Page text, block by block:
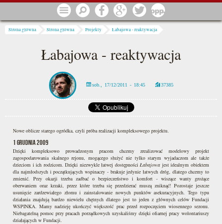
Przejdź do treści Menu Szukaj Facebook Google Twitter
Jesteś tutaj
Strona główna Strona główna Projekty Łabajowa - reaktywacja
Łabajowa - reaktywacja
sob., 17/12/2011 - 18:45 37385
Nowe oblicze starego ogródka, czyli próba realizacji kompleksowego projektu.
1 grudnia 2009
Dzięki kompleksowo prowadzonym pracom chcemy zrealizować modelowy projekt
zagospodarowania skalnego rejonu, mogącego służyć nie tylko starym wyjadaczom ale także
dzieciom i ich rodzicom. Dzięki niezwykle łatwej dostępnościŁabajowa jest idealnym obiektem
dla najmłodszych i początkujących wspinaczy - brakuje jedynie łatwych dróg, dlatego chcemy to
zmienić. Przy okazji trzeba zadbać o bezpieczeństwo i komfort - wiszące wanty grożące
oberwaniem oraz krzaki, przez które trzeba się przedzierać muszą zniknąć! Pozostaje jeszcze
usunięcie zardzewiałego złomu i zainstalowanie nowych punktów asekuracyjnych. Tego typu
działania znajdują bardzo niewielu chętnych dlatego jest to jeden z głównych celów Fundacji
WSPINKA. Mamy nadzieję ukończyć większość prac przed rozpoczęciem wiosennego sezonu.
Niebagatelną pomoc przy pracach porządkowych uzyskaliśmy dzięki ofiarnej pracy wolontariuszy
działających w Fundacji.